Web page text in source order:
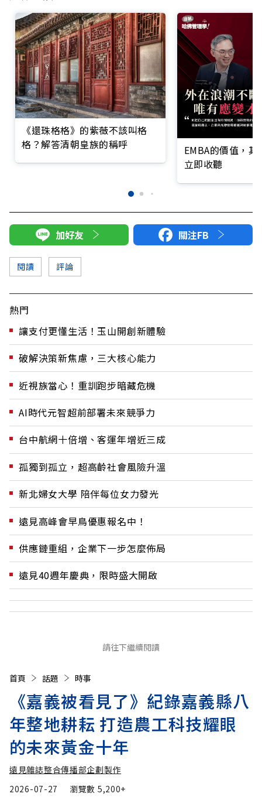
《還珠格格》的紫薇不該叫格
格？解答清朝皇族的稱呼
EMBA的價值，
立即收聽
加好友 關注FB
閱讀 評論
熱門
讓支付更懂生活！玉山開創新體驗
破解決策新焦慮，三大核心能力
近視族當心！重訓跑步暗藏危機
AI時代元智超前部署未來競爭力
台中航網十倍增、客運年增近三成
孤獨到孤立，超高齡社會風險升溫
新北婦女大學 陪伴每位女力發光
遠見高峰會早鳥優惠報名中！
供應鏈重組，企業下一步怎麼佈局
遠見40週年慶典，限時盛大開啟
請往下繼續閱讀
首頁 話題 時事
《嘉義被看見了》紀錄嘉義縣八
年整地耕耘 打造農工科技耀眼
的未來黃金十年
遠見雜誌整合傳播部企劃製作
2026-07-27
瀏覽數 5,200+